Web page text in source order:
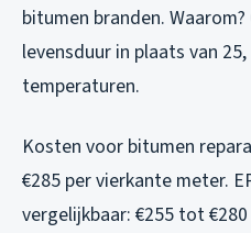
bitumen branden.
levensduur in plaats van
temperaturen.
Kosten voor bitumen
€285 per vierkante meter.
vergelijkbaar: €255 tot